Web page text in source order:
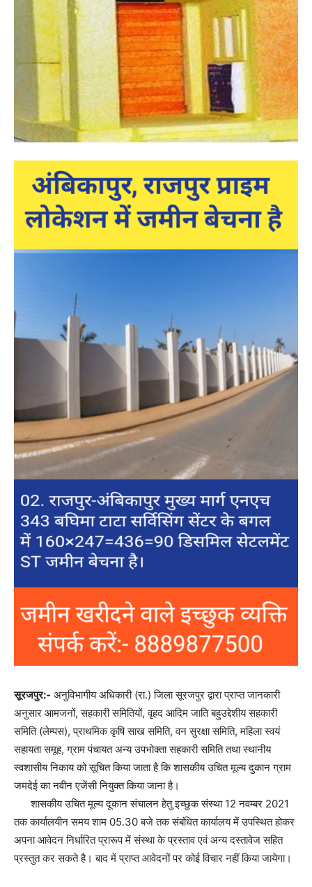
सूरजपुर:- अनुविभागीय अधिकारी (रा.) जिला सूरजपुर द्वारा प्राप्त जानकारी
अनुसार आमजनों, सहकारी समितियों, वृहद आदिम जाति बहुउद्देशीय सहकारी
समिति (लेम्पस), प्राथमिक कृषि साख समिति, वन सुरक्षा समिति, महिला स्वयं
सहायता समूह, ग्राम पंचायत अन्य उपभोक्ता सहकारी समिति तथा स्थानीय
स्वशासीय निकाय को सूचित किया जाता है कि शासकीय उचित मूल्य दुकान ग्राम
जमदेई का नवीन एजेंसी नियुक्त किया जाना है।
शासकीय उचित मूल्य दूकान संचालन हेतु इच्छुक संस्था 12 नवम्बर 2021
तक कार्यालयीन समय शाम 05.30 बजे तक संबंधित कार्यालय में उपस्थित होकर
अपना आवेदन निर्धारित प्रारूप में संस्था के प्रस्ताव एवं अन्य दस्तावेज सहित
प्रस्तुत कर सकते है। बाद में प्राप्त आवेदनों पर कोई विचार नहीं किया जायेगा।